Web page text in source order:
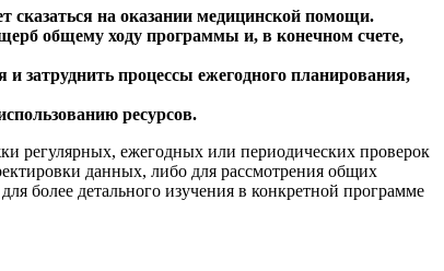
сказаться на оказании медицинской помощи.
общему ходу программы и, в конечном счете,
затруднить процессы ежегодного планирования,
ресурсов.
регулярных, ежегодных или периодических проверок
данных, либо для рассмотрения общих
более детального изучения в конкретной программе